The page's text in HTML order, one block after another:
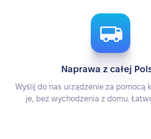
Naprawa z całej
Wyślij do nas urządzenie za pomocą
je, bez wychodzenia z domu.